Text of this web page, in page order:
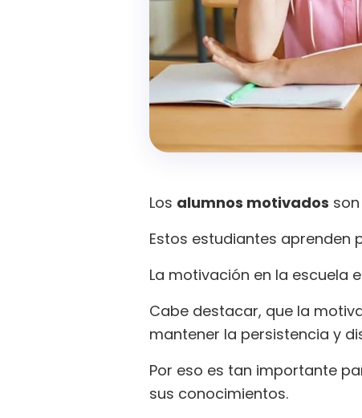
Los alumnos motivados
Estos estudiantes aprenden
La motivación en la escuela
Cabe destacar, que la
mantener la persistencia y
Por eso es tan importante
sus conocimientos.